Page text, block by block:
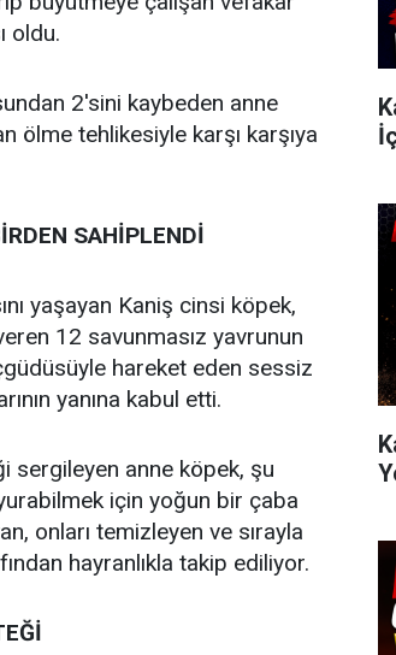
oldu.
2'sini kaybeden anne
ölme tehlikesiyle karşı karşıya
SAHİPLENDİ
yaşayan Kaniş cinsi köpek,
12 savunmasız yavrunun
hareket eden sessiz
yanına kabul etti.
sergileyen anne köpek, şu
için yoğun bir çaba
onları temizleyen ve sırayla
hayranlıkla takip ediliyor.